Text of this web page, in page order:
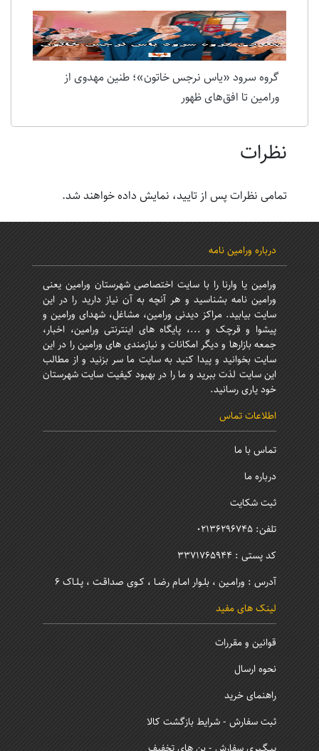
مسابقات انتخابی المپیاد کشوری آمادگی جسمانی
استان تهران به میزبانی ورامین
گروه سرود «یاس نرجس خاتون»؛ طنین مهدوی از
نظرات
تمامی نظرات پس از تایید، نمایش داده خواهند شد.
درباره ورامین نامه
ورامین یا وارنا را با سایت اختصاصی شهرستان ورامین یعنی
ورامین نامه بشناسید و هر آنچه به آن نیاز دارید را در این
پیشوا و قرچک و ...، پایگاه های اینترنتی ورامین، اخبار،
جمعه بازارها و دیگر امکانات و نیازمندی های ورامین را در این
سایت بخوانید و پیدا کنید به سایت ما سر بزنید و از مطالب
این سایت لذت ببرید و ما را در بهبود کیفیت سایت شهرستان
خود یاری رسانید.
اطلاعات تماس
تماس با ما
درباره ما
ثبت شکایت
تلفن: 02136296745
کد پستی : 3371765944
آدرس : ورامـین ، بلـوار امـام رضـا ، کـوی صداقـت ، پـلـاک 6
لینک های مفید
قوانین و مقررات